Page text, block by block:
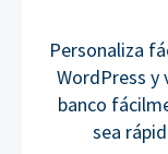
Personaliza
WordPress
banco
sea